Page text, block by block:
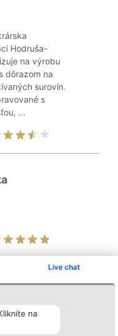
Live chat
na
Hodruša-
na výrobu
dôrazom na
surovín.
s
...
Kontakt